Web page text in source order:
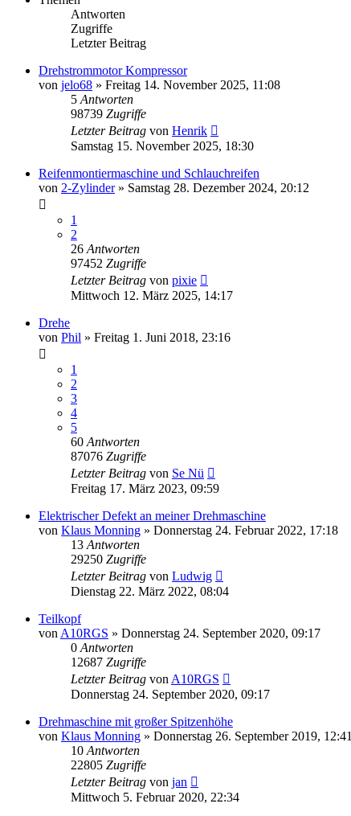
Antworten
Zugriffe
Letzter Beitrag
Drehstrommotor Kompressor
von jelo68 » Freitag 14. November 2025, 11:08
5 Antworten
98739 Zugriffe
Letzter Beitrag von Henrik
Samstag 15. November 2025, 18:30
Reifenmontiermaschine und Schlauchreifen
von 2-Zylinder» Samstag 28. Dezember 2024, 20:12
1
2
26 Antworten
97452 Zugriffe
Letzter Beitrag von pixie
Mittwoch 12. März 2025, 14:17
Drehe
von Phil » Freitag 1. Juni 2018, 23:16
1
2
3
4
5
60 Antworten
87076 Zugriffe
Letzter Beitrag von Se Nü
Freitag 17. März 2023, 09:59
Elektrischer Defekt an meiner Drehmaschine
von Klaus Monning » Donnerstag 24. Februar 2022, 17:18
13 Antworten
29250 Zugriffe
Letzter Beitrag von Ludwig
Dienstag 22. März 2022, 08:04
Teilkopf
von A10RGS » Donnerstag 24. September 2020, 09:17
0 Antworten
12687 Zugriffe
Letzter Beitrag von A10RGS
Donnerstag 24. September 2020, 09:17
Drehmaschine mit großer Spitzenhöhe
von Klaus Monning » Donnerstag 26. September 2019, 12:41
10 Antworten
22805 Zugriffe
Letzter Beitrag von jan
Mittwoch 5. Februar 2020, 22:34